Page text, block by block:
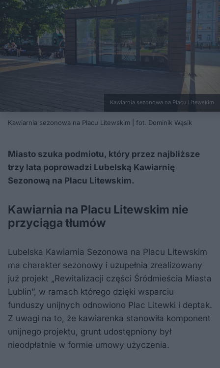
Kawiarnia sezonowa na Placu Litewskim
Kawiarnia sezonowa na Placu Litewskim | fot. Dominik Wąsik
Miasto szuka podmiotu, który przez najbliższe
trzy lata poprowadzi Lubelską Kawiarnię
Sezonową na Placu Litewskim.
Kawiarnia na Placu Litewskim nie
przyciąga tłumów
Lubelska Kawiarnia Sezonowa na Placu Litewskim
ma charakter sezonowy i uzupełnia zrealizowany
już projekt „Rewitalizacji części Śródmieścia Miasta
Lublin”, w ramach którego dzięki wsparciu
funduszy unijnych odnowiono Plac Litewki i deptak.
Z uwagi na to, że kawiarenka stanowiła komponent
unijnego projektu, grunt udostępniony był
nieodpłatnie w formie umowy użyczenia.